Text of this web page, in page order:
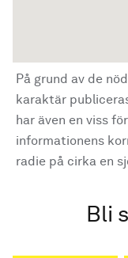
På grund av de
karaktär
har även en viss
informationens
radie på cirka en
Bli